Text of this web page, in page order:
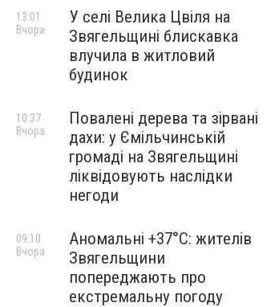
У селі Велика Цвіля на
Звягельщині блискавка
влучила в житловий
будинок
13:01
Вчора
Повалені дерева та зірвані
дахи: у Ємільчинській
громаді на Звягельщині
ліквідовують наслідки
негоди
10:37
Вчора
Аномальні +37°C: жителів
Звягельщини
попереджають про
екстремальну погоду
09:10
Вчора